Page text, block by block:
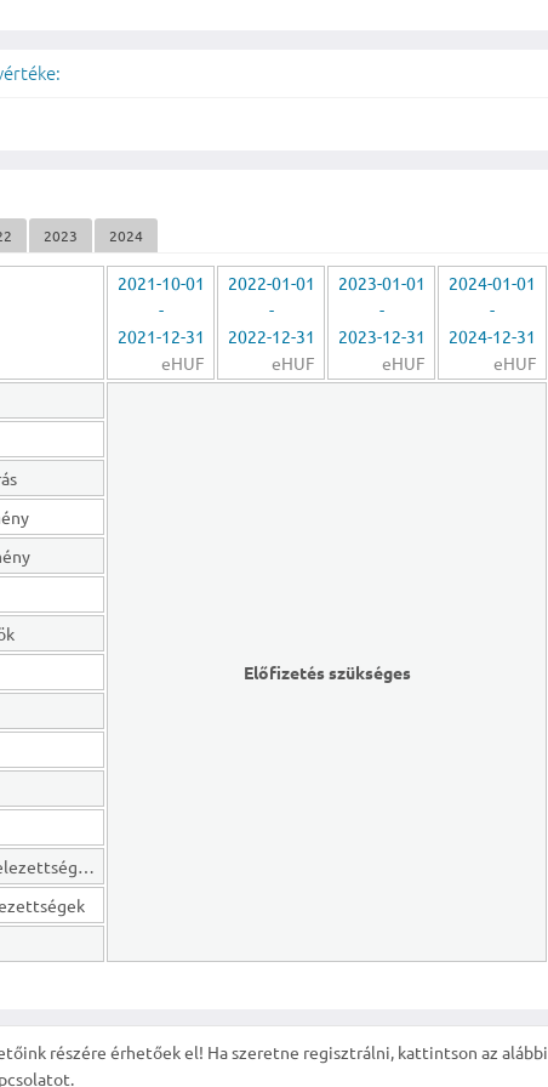
2023 2024
2021-10-01
-
2021-12-31
eHUF
2022-01-01
-
2022-12-31
eHUF
2023-01-01
-
2023-12-31
eHUF
2024-01-01
-
2024-12-31
eHUF
Előfizetés szükséges
Hosszú lejáratú kötelezettségek
részére érhetőek el! Ha szeretne regisztrálni, kattintson az alábbi